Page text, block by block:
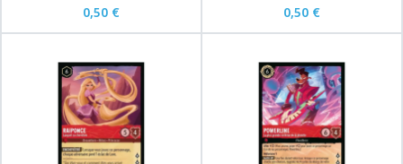
0,50 €
0,50 €